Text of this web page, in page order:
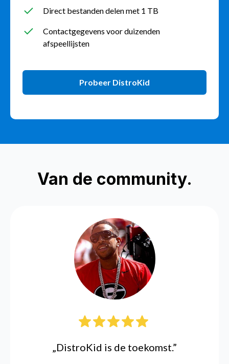
Direct bestanden delen met 1 TB
Contactgegevens voor duizenden
afspeellijsten
Probeer DistroKid
Van de community.
„DistroKid is de toekomst.”